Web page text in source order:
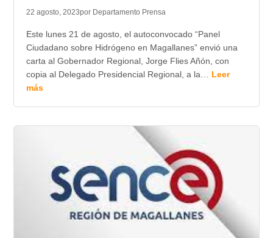
22 agosto, 2023por Departamento Prensa
Este lunes 21 de agosto, el autoconvocado “Panel
Ciudadano sobre Hidrógeno en Magallanes” envió una
carta al Gobernador Regional, Jorge Flies Añón, con
copia al Delegado Presidencial Regional, a la… Leer
más